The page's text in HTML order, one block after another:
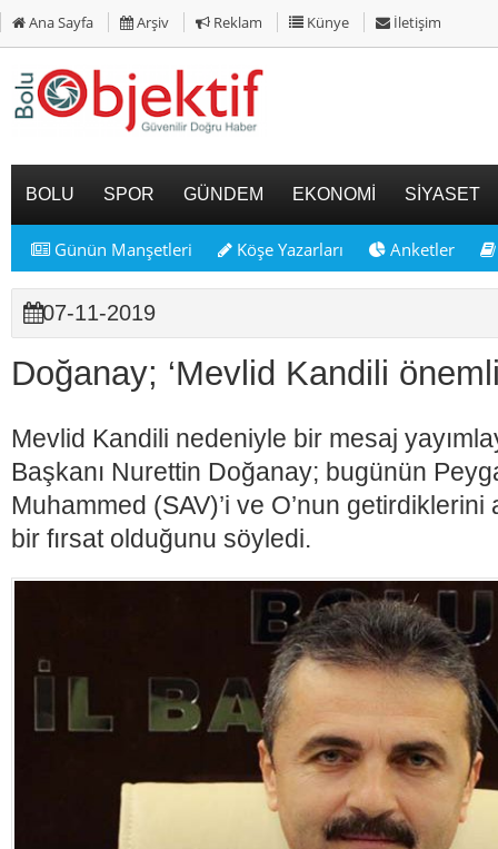
Ana Sayfa Arşiv Reklam Künye İletişim
BOLU SPOR GÜNDEM EKONOMİ SİYASET
Günün Manşetleri Köşe Yazarları Anketler
07-11-2019
Doğanay; ‘Mevlid Kandili önemli
Mevlid Kandili nedeniyle bir mesaj
Başkanı Nurettin Doğanay; bugünün
Muhammed (SAV)’i ve O’nun
bir fırsat olduğunu söyledi.